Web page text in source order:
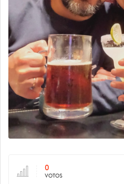
0
VOTOS